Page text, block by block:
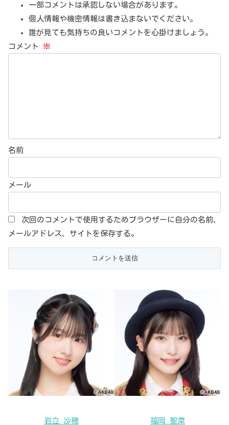
一部コメントは承認しない場合があります。
個人情報や機密情報は書き込まないでください。
誰が見ても気持ちの良いコメントを心掛けましょう。
コメント ※
名前
メール
次回のコメントで使用するためブラウザーに自分の名前、
メールアドレス、サイトを保存する。
岩立 沙穂 福岡 聖菜